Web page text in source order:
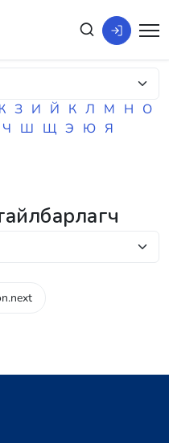
З И Й К Л М Н О
Ч Ш Щ Э Ю Я